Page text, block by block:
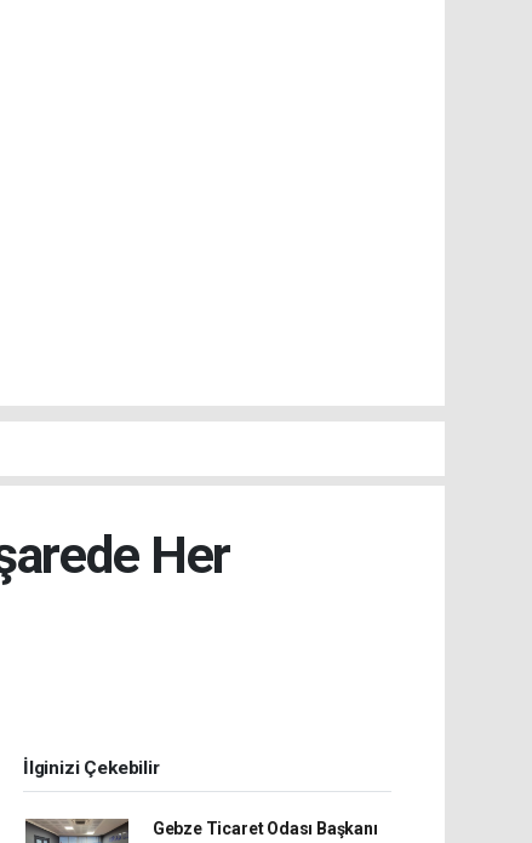
Her
İlginizi Çekebilir
Gebze Ticaret Odası Başkanı